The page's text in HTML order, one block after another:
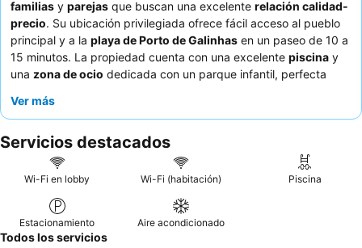
familias y parejas que buscan una excelente relación calidad-
precio. Su ubicación privilegiada ofrece fácil acceso al pueblo
principal y a la playa de Porto de Galinhas en un paseo de 10 a
15 minutos. La propiedad cuenta con una excelente piscina y
una zona de ocio dedicada con un parque infantil, perfecta
alpersonal atento y amable
incluye zumos frescos y especialidades regionales. Para una
experiencia más tranquila, los huéspedes recomiendan solicitar
una habitación con vistas al jardín.
Ver más
Servicios destacados
Wi-Fi en lobby Wi-Fi (habitación) Piscina
Estacionamiento Aire acondicionado
Todos los servicios